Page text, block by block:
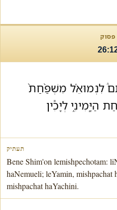
לִנְמוּאֵ֗ל מִשְׁפַּ֨חַת֙
לְיָכִ֕ין
Bene Shim'on lemishpechotam:
haNemueli; leYamin,
mishpachat haYachini.